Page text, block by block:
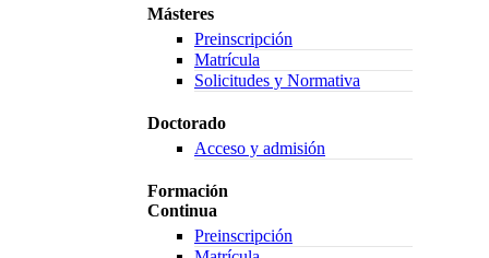
Másteres
Preinscripción
Matrícula
Solicitudes y Normativa
Doctorado
Acceso y admisión
Formación
Continua
Preinscripción